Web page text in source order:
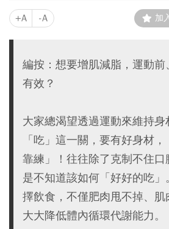
+A -A 加
編按：想要增肌減脂，運動
有效？
大家總渴望透過運動來維持
「吃」這一關，要有好身材
靠練」！往往除了克制不住
是不知道該如何「好好的吃
擇飲食，不僅肥肉甩不掉、
大大降低體內循環代謝能力。